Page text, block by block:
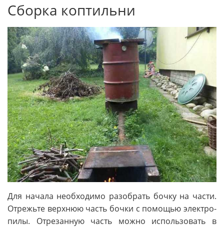
Сборка коптильни
Для начала необходимо разобрать бочку на части.
Отрежьте верхнюю часть бочки с помощью электро-
пилы. Отрезанную часть можно использовать в